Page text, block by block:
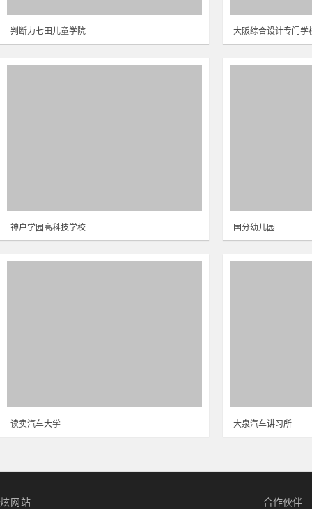
判断力七田儿童学院 大阪综合设计专门学
神户学园高科技学校 国分幼儿园
读卖汽车大学 大泉汽车讲习所
炫网站 合作伙伴